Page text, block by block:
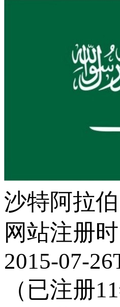
沙特阿拉伯
网站注册时
2015-07-
（已注册11